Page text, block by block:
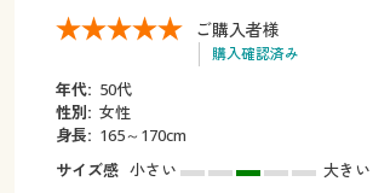
ご購入者様
購入確認済み
年代: 50代
性別: 女性
身長: 165～170cm
サイズ感 小さい
大きい